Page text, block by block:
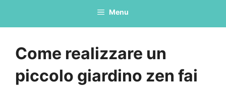
Menu
Come realizzare un
piccolo giardino zen fai